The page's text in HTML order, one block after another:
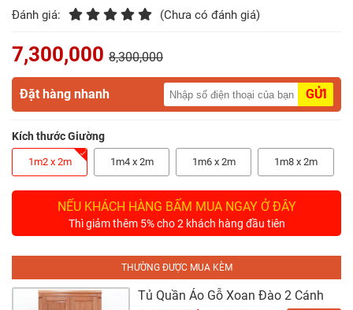
Bàn
Tivi
Gỗ
Salon
Tủ
Đánh giá: (Chưa có đánh giá)
7,300,000 8,300,000
Đặt hàng nhanh GỬI
Kích thước Giường
1m2 x 2m 1m4 x 2m 1m6 x 2m 1m8 x 2m
NẾU KHÁCH HÀNG BẤM MUA NGAY Ở ĐÂY
Thì giảm thêm 5% cho 2 khách hàng đầu tiên
THƯỜNG ĐƯỢC MUA KÈM
Tủ Quần Áo Gỗ Xoan Đào 2 Cánh